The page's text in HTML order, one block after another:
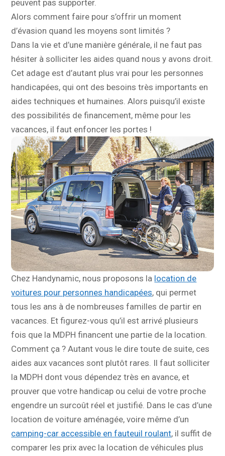
peuvent pas supporter.
Alors comment faire pour s’offrir un moment
d’évasion quand les moyens sont limités ?
Dans la vie et d’une manière générale, il ne faut pas
hésiter à solliciter les aides quand nous y avons droit.
Cet adage est d’autant plus vrai pour les personnes
handicapées, qui ont des besoins très importants en
aides techniques et humaines. Alors puisqu’il existe
des possibilités de financement, même pour les
vacances, il faut enfoncer les portes !
Chez Handynamic, nous proposons la location de
voitures pour personnes handicapées, qui permet
tous les ans à de nombreuses familles de partir en
vacances. Et figurez-vous qu’il est arrivé plusieurs
fois que la MDPH financent une partie de la location.
Comment ça ? Autant vous le dire toute de suite, ces
aides aux vacances sont plutôt rares. Il faut solliciter
la MDPH dont vous dépendez très en avance, et
prouver que votre handicap ou celui de votre proche
engendre un surcoût réel et justifié. Dans le cas d’une
location de voiture aménagée, voire même d’un
camping-car accessible en fauteuil roulant, il suffit de
comparer les prix avec la location de véhicules plus